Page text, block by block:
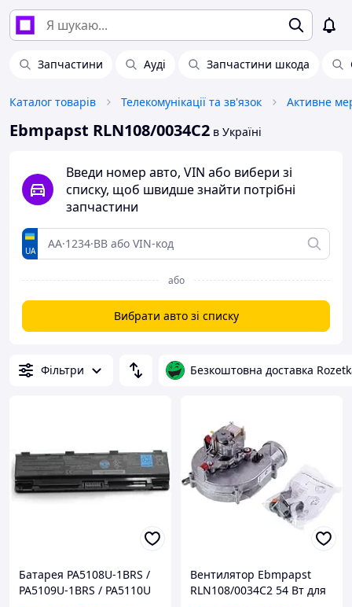
Запчастини Ауді Запчастини шкода
Каталог товарів Телекомунікації та зв'язок Активне
Ebmpapst RLN108/0034C2 в Україні
Введи номер авто, VIN або вибери зі
списку, щоб швидше знайти потрібні
запчастини
UA
або
Вибрати авто зі списку
Фільтри Безкоштовна доставка
Батарея PA5108U-1BRS /
PA5109U-1BRS / PA5110U
Вентилятор Ebmpapst
RLN108/0034C2 54 Вт для